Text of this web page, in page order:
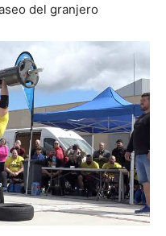
del granjero